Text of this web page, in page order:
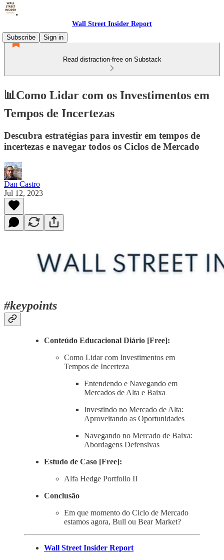
Wall Street Insider Report
Subscribe
Sign in
Read distraction-free on Substack
📊Como Lidar com os Investimentos em
Tempos de Incertezas
Descubra estratégias para investir em tempos de
incertezas e navegar todos os Ciclos de Mercado
Dan Castro
Jul 12, 2023
#keypoints
Conteúdo Educacional Diário [Free]:
Como Lidar com Investimentos em
Tempos de Incerteza
Entendendo e Navegando em
Mercados de Alta e Baixa
Investindo no Mercado de Alta:
Aproveitando as Oportunidades
Navegando no Mercado de Baixa:
Abordagens Defensivas
Estudo de Caso [Free]:
Alfa Hedge Portfolio II
Conclusão
Em que momento do Ciclo de Mercado
estamos agora, Bull ou Bear Market?
Wall Street Insider Report